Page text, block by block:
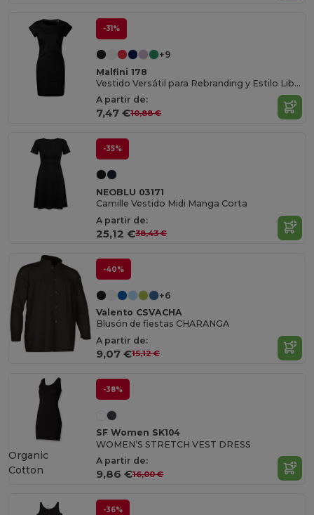
-31%
+9
Malfini 178
Vestido Versátil para Rebranding y Estilo Libre
A partir de:
7,47 €10,88 €
-35%
NEOBLU 03171
Camille Vestido Midi Manga Corta
A partir de:
25,12 €38,43 €
-40%
+6
Valento CSVACHA
Blusón de fiestas CHARANGA
A partir de:
9,07 €15,12 €
-38%
SF Women SK104
WOMEN’S STRETCH VEST DRESS
A partir de:
9,86 €16,00 €
Organic
Cotton
-36%